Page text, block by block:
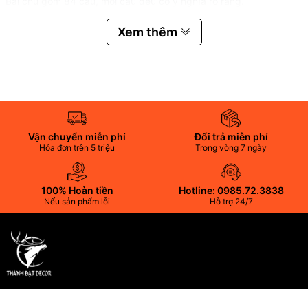
Xem thêm
Vận chuyển miễn phí
Hóa đơn trên 5 triệu
Đổi trả miễn phí
Trong vòng 7 ngày
100% Hoàn tiền
Nếu sản phẩm lỗi
Hotline: 0985.72.3838
Hỗ trợ 24/7